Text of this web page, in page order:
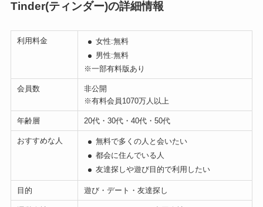
Tinder(ティンダー)の詳細情報
利用料金
女性:無料
男性:無料
※一部有料版あり
会員数
非公開
※有料会員1070万人以上
年齢層 20代・30代・40代・50代
おすすめな人
無料で多くの人と会いたい
都会に住んでいる人
友達探しや遊び目的で利用したい
目的 遊び・デート・友達探し